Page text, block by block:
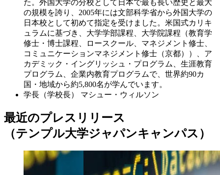
た。外国大学の分校として日本で最も長い歴史と最大
の規模を誇り、2005年には文部科学省から外国大学の
日本校として初めて指定を受けました。米国式カリキ
ュラムに基づき、大学学部課程、大学院課程（教育学
修士・博士課程、ロースクール、マネジメント修士、
コミュニケーションマネジメント修士（京都））、ア
カデミック・イングリッシュ・プログラム、生涯教育
プログラム、企業内教育プログラムで、世界約90カ
国・地域から約5,800名が学んでいます。
学長（学校長）
マシュー・ウィルソン
最近のプレスリリース
（テンプル大学ジャパンキャンパス）